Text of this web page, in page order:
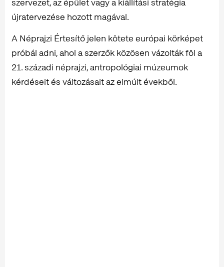
szervezet, az épület vagy a kiállítási stratégia
újratervezése hozott magával.
A Néprajzi Értesítő jelen kötete európai körképet
próbál adni, ahol a szerzők közösen vázolták föl a
21. századi néprajzi, antropológiai múzeumok
kérdéseit és változásait az elmúlt évekből.